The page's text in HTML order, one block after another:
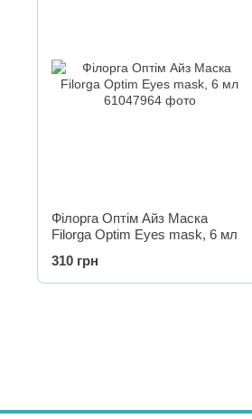
Філорга Оптім Айз Маска
Filorga Optim Eyes mask, 6 мл
310 грн